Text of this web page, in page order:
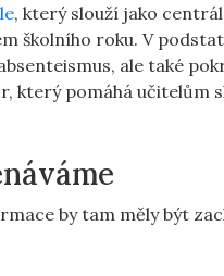
,​ který slouží jako
školního‌ roku.⁤ V‍
ale také
který pomáhá učitelům
by tam měly být